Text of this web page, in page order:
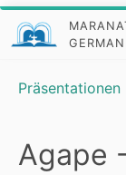
GERMAN
Präsentationen
Agape